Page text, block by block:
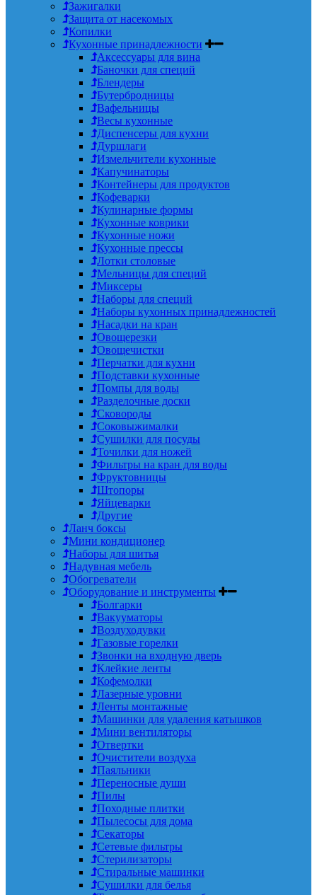
Зажигалки
Защита от насекомых
Копилки
Кухонные принадлежности
Аксессуары для вина
Баночки для специй
Блендеры
Бутербродницы
Вафельницы
Весы кухонные
Диспенсеры для кухни
Дуршлаги
Измельчители кухонные
Капучинаторы
Контейнеры для продуктов
Кофеварки
Кулинарные формы
Кухонные коврики
Кухонные ножи
Кухонные прессы
Лотки столовые
Мельницы для специй
Миксеры
Наборы для специй
Наборы кухонных принадлежностей
Насадки на кран
Овощерезки
Овощечистки
Перчатки для кухни
Подставки кухонные
Помпы для воды
Разделочные доски
Сковороды
Соковыжималки
Сушилки для посуды
Точилки для ножей
Фильтры на кран для воды
Фруктовницы
Штопоры
Яйцеварки
Другие
Ланч боксы
Мини кондиционер
Наборы для шитья
Надувная мебель
Обогреватели
Оборудование и инструменты
Болгарки
Вакууматоры
Воздуходувки
Газовые горелки
Звонки на входную дверь
Клейкие ленты
Кофемолки
Лазерные уровни
Ленты монтажные
Машинки для удаления катышков
Мини вентиляторы
Отвертки
Очистители воздуха
Паяльники
Переносные души
Пилы
Походные плитки
Пылесосы для дома
Секаторы
Сетевые фильтры
Стерилизаторы
Стиральные машинки
Сушилки для белья